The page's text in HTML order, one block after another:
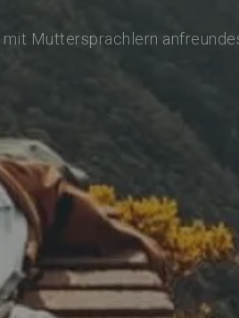
Muttersprachlern